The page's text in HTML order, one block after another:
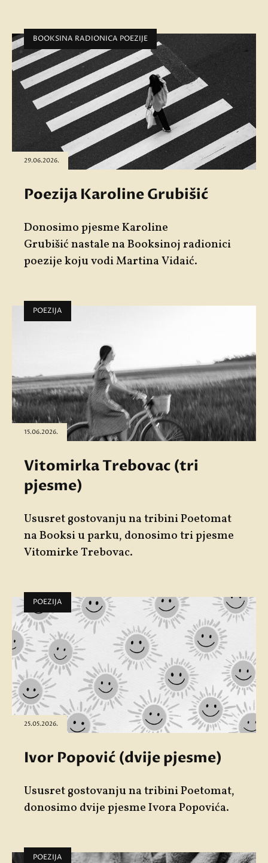
BOOKSINA RADIONICA POEZIJE
29.06.2026.
Poezija Karoline Grubišić
Donosimo pjesmeKaroline
Grubišićnastale na Booksinoj radionici
poezije koju vodiMartina Vidaić.
POEZIJA
15.06.2026.
Vitomirka Trebovac (tri
pjesme)
Ususret gostovanju na tribiniPoetomat
na Booksi u parku, donosimo tri pjesme
Vitomirke Trebovac.
POEZIJA
25.05.2026.
Ivor Popović (dvije pjesme)
Ususret gostovanju na tribiniPoetomat,
donosimo dvije pjesmeIvora Popovića.
POEZIJA